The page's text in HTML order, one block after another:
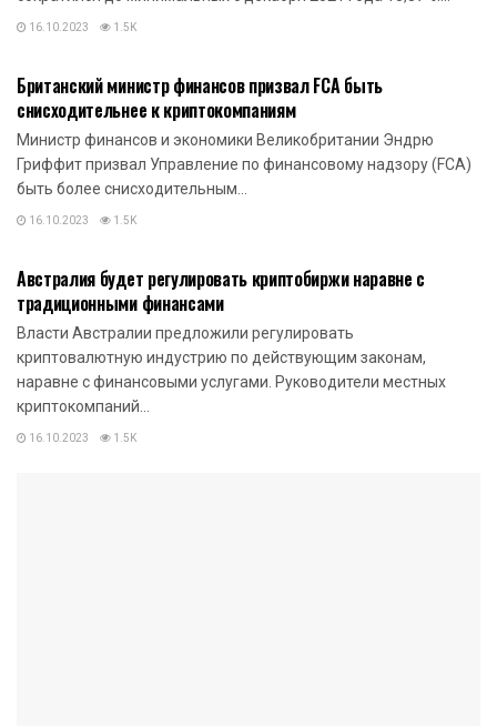
16.10.2023 1.5K
Британский министр финансов призвал FCA быть
снисходительнее к криптокомпаниям
Министр финансов и экономики Великобритании Эндрю
Гриффит призвал Управление по финансовому надзору (FCA)
быть более снисходительным...
16.10.2023 1.5K
Австралия будет регулировать криптобиржи наравне с
традиционными финансами
Власти Австралии предложили регулировать
криптовалютную индустрию по действующим законам,
наравне с финансовыми услугами. Руководители местных
криптокомпаний...
16.10.2023 1.5K